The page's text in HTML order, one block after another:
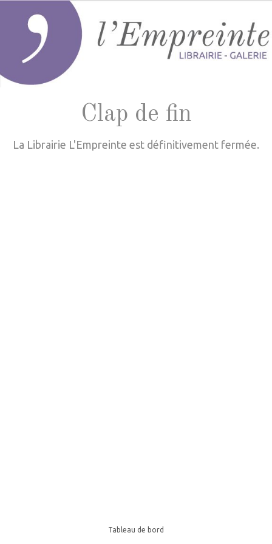
Clap de fin
La Librairie L'Empreinte est définitivement fermée.
Tableau de bord